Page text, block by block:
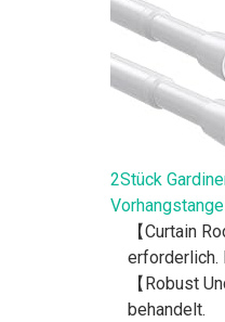
2Stück
【Curtain
erforderlich.
【Robust
behandelt.